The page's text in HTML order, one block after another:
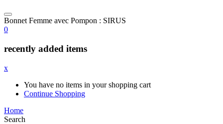
Bonnet Femme avec Pompon : SIRUS
0
recently added items
x
You have no items in your shopping cart
Continue Shopping
Home
Search